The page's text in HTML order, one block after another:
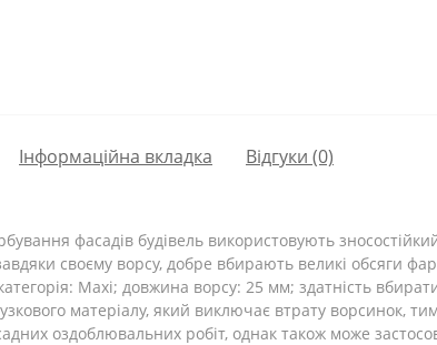
Інформаційна вкладка Відгуки (0)
фасадів будівель використовують
своєму ворсу, добре вбирають великі обсяги
Maxi; довжина ворсу: 25 мм; здатність
матеріалу, який виключає втрату ворсинок,
оздоблювальних робіт, однак також може